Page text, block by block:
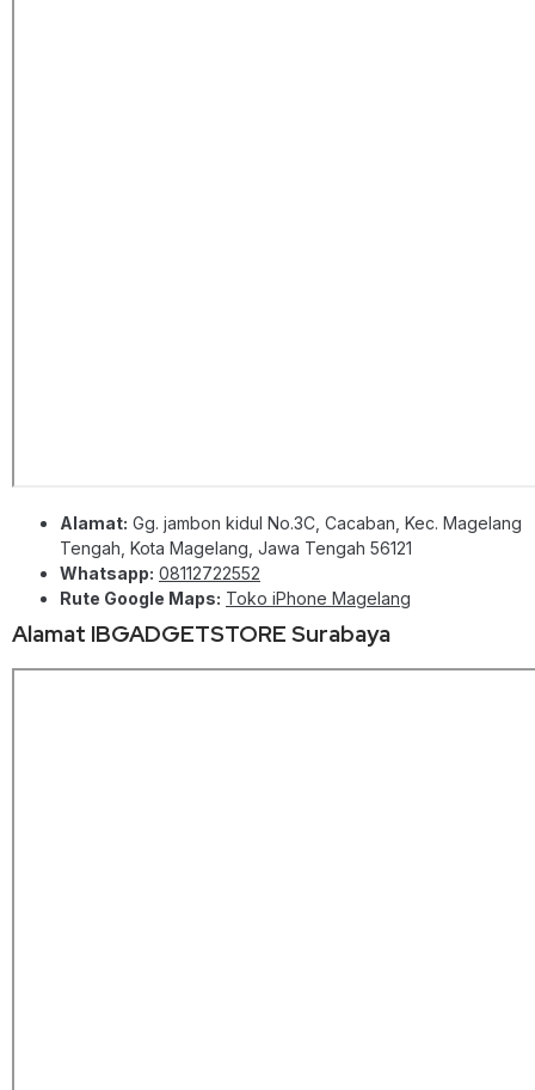
Alamat: Gg. jambon kidul No.3C, Cacaban, Kec. Magelang
Tengah, Kota Magelang, Jawa Tengah 56121
Whatsapp: 08112722552
Rute Google Maps: Toko iPhone Magelang
Alamat IBGADGETSTORE Surabaya